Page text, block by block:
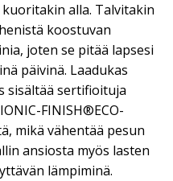
alla. Talvitakin
koostuvan
joten se pitää lapsesi
päivinä. Laadukas
sisältää sertifioituja
FINISH®ECO-
mikä vähentää pesun
ansiosta myös lasten
lämpiminä.